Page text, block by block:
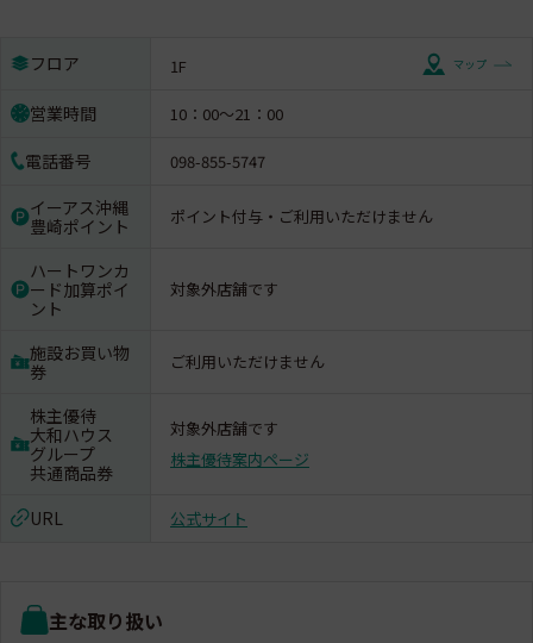
フロア 1F
営業時間 10：00～21：00
電話番号 098-855-5747
イーアス沖縄
豊崎ポイント
ポイント付与・ご利用いただけません
ハートワンカ
ード加算ポイ
ント
対象外店舗です
施設お買い物
券
ご利用いただけません
株主優待
大和ハウス
グループ
共通商品券
対象外店舗です
株主優待案内ページ
URL 公式サイト
主な取り扱い